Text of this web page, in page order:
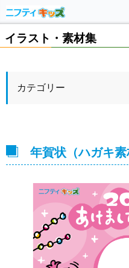
イラスト・素材集
カテゴリー
年賀状（ハガキ素